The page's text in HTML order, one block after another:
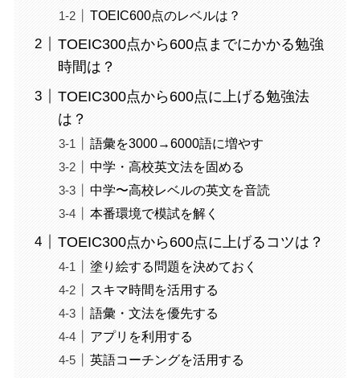
TOEIC600点のレベルは？
TOEIC300点から600点までにかかる勉強
時間は？
TOEIC300点から600点に上げる勉強法
は？
語彙を3000→6000語に増やす
中学・高校英文法を固める
中学〜高校レベルの英文を音読
本番環境で模試を解く
TOEIC300点から600点に上げるコツは？
塗り絵する問題を決めておく
スキマ時間を活用する
語彙・文法を優先する
アプリを利用する
英語コーチングを活用する